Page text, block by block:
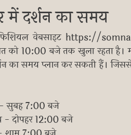
में दर्शन का समय
वेबसाइट https://
10:00 बजे तक खुला रहता है।
का समय प्लान कर सकती हैं।
सुबह 7:00 बजे
- दोपहर 12:00 बजे